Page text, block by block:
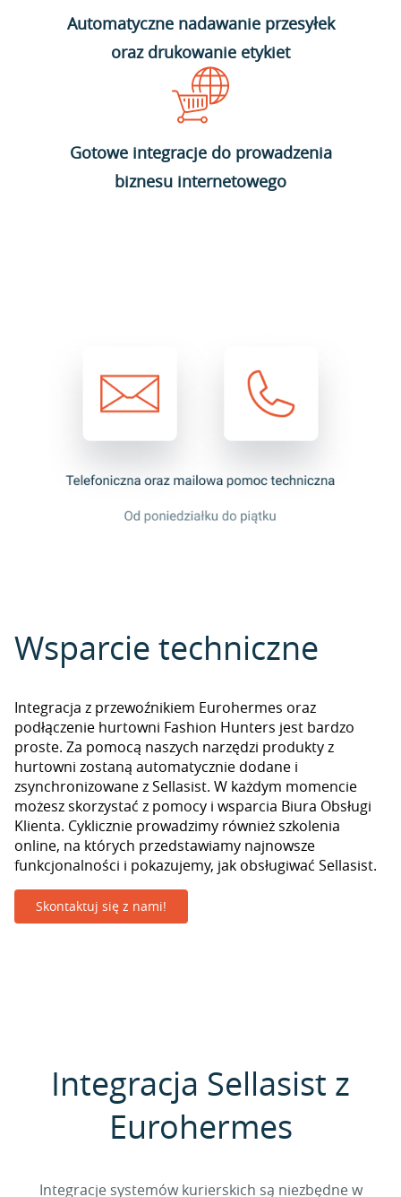
Automatyczne nadawanie przesyłek
oraz drukowanie etykiet
Gotowe integracje do prowadzenia
biznesu internetowego
Wsparcie techniczne
Integracja z przewoźnikiem Eurohermes oraz
podłączenie hurtowni Fashion Hunters jest bardzo
proste. Za pomocą naszych narzędzi produkty z
hurtowni zostaną automatycznie dodane i
zsynchronizowane z Sellasist. W każdym momencie
możesz skorzystać z pomocy i wsparcia Biura Obsługi
Klienta. Cyklicznie prowadzimy również szkolenia
online, na których przedstawiamy najnowsze
funkcjonalności i pokazujemy, jak obsługiwać Sellasist.
Skontaktuj się z nami!
Integracja Sellasist z
Eurohermes
Integracje systemów kurierskich są niezbędne w